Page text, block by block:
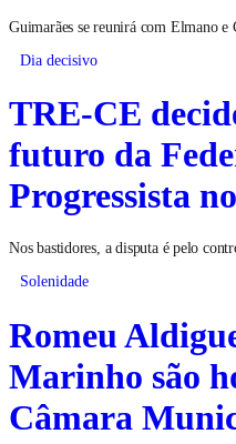
Guimarães se reunirá com Elmano e
Dia decisivo
TRE-CE
futuro da
Progressista
Nos bastidores, a disputa é pelo
Solenidade
Romeu
Marinho são
Câmara